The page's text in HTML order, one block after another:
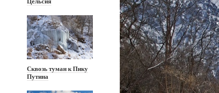
Сквозь туман к Пику
Путина